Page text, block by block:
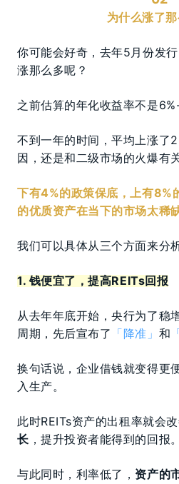
为什么涨了
你可能会好奇，去年5月份发
涨那么多呢？
之前估算的年化收益率不是
不到一年的时间，平均上涨了
因，还是和二级市场的火爆
下有4%的政策保底，上有8%
的优质资产在当下的市场太稀缺
我们可以具体从三个方面来分析
1. 钱便宜了，提高REITs回报
从去年年底开始，央行为了稳
周期，先后宣布了 「降准」 和
换句话说，企业借钱就变得更
入生产。
此时REITs资产的出租率就会改
长 ，提升投资者能得到的回报。
与此同时，利率低了， 资产的